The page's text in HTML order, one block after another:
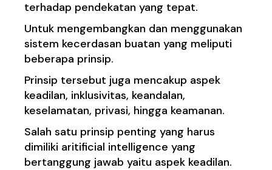
terhadap pendekatan yang tepat.
Untuk mengembangkan dan menggunakan
sistem kecerdasan buatan yang meliputi
beberapa prinsip.
Prinsip tersebut juga mencakup aspek
keadilan, inklusivitas, keandalan,
keselamatan, privasi, hingga keamanan.
Salah satu prinsip penting yang harus
dimiliki aritificial intelligence yang
bertanggung jawab yaitu aspek keadilan.